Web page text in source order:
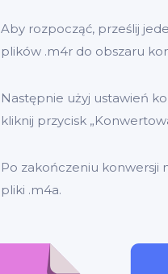
Aby rozpocząć, prześlij
plików .m4r do obszaru
Następnie użyj ustawień
kliknij przycisk
Po zakończeniu konwersji
pliki .m4a.